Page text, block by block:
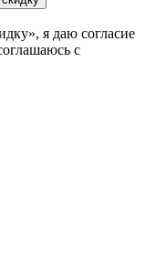
я даю согласие
с